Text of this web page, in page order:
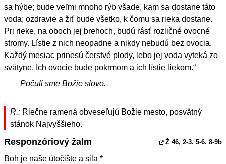
sa hýbe; bude veľmi mnoho rýb všade, kam sa dostane táto
voda; ozdravie a žiť bude všetko, k čomu sa rieka dostane.
Pri rieke, na oboch jej brehoch, budú rásť rozličné ovocné
stromy. Lístie z nich neopadne a nikdy nebudú bez ovocia.
Každý mesiac prinesú čerstvé plody, lebo jej voda vyteká zo
svätyne. Ich ovocie bude pokrmom a ich lístie liekom.“
Počuli sme Božie slovo.
R.: Riečne ramená obveseľujú Božie mesto, posvätný
stánok Najvyššieho.
Responzóriový žalm Ž 46, 2-3. 5-6. 8-9b
Boh je naše útočište a sila *